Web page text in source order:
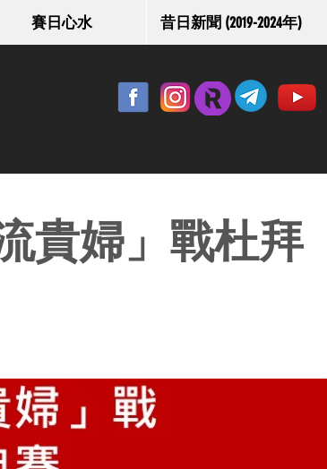
賽日心水 昔日新聞 (2019-2024年)
貴婦」戰杜拜